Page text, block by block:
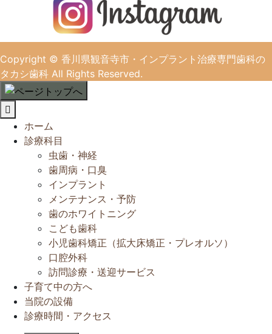
Copyright © 香川県観音寺市・インプラント治療専門歯科の
タカシ歯科 All Rights Reserved.
じ
る
ホーム
診療科目
虫歯・神経
歯周病・口臭
インプラント
メンテナンス・予防
歯のホワイトニング
こども歯科
小児歯科矯正（拡大床矯正・プレオルソ）
口腔外科
訪問診療・送迎サービス
子育て中の方へ
当院の設備
診療時間・アクセス